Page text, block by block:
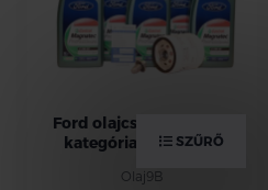
SZŰRŐ
Ford olajcsomag bronz
kategória, 1,0 benzin
Olaj9B